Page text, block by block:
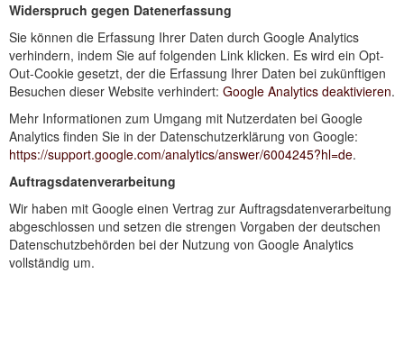
Widerspruch gegen Datenerfassung
Sie können die Erfassung Ihrer Daten durch Google Analytics
verhindern, indem Sie auf folgenden Link klicken. Es wird ein Opt-
Out-Cookie gesetzt, der die Erfassung Ihrer Daten bei zukünftigen
Besuchen dieser Website verhindert: Google Analytics deaktivieren.
Mehr Informationen zum Umgang mit Nutzerdaten bei Google
Analytics finden Sie in der Datenschutzerklärung von Google:
https://support.google.com/analytics/answer/6004245?hl=de.
Auftragsdatenverarbeitung
Wir haben mit Google einen Vertrag zur Auftragsdatenverarbeitung
abgeschlossen und setzen die strengen Vorgaben der deutschen
Datenschutzbehörden bei der Nutzung von Google Analytics
vollständig um.